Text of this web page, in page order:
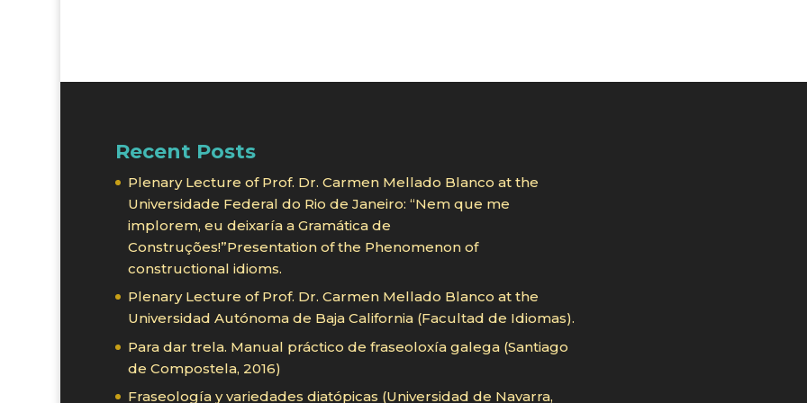
Recent Posts
Plenary Lecture of Prof. Dr. Carmen Mellado Blanco at the
Universidade Federal do Rio de Janeiro: “Nem que me
implorem, eu deixaría a Gramática de
Construções!”Presentation of the Phenomenon of
constructional idioms.
Plenary Lecture of Prof. Dr. Carmen Mellado Blanco at the
Universidad Autónoma de Baja California (Facultad de Idiomas).
Para dar trela. Manual práctico de fraseoloxía galega (Santiago
de Compostela, 2016)
Fraseología y variedades diatópicas (Universidad de Navarra,